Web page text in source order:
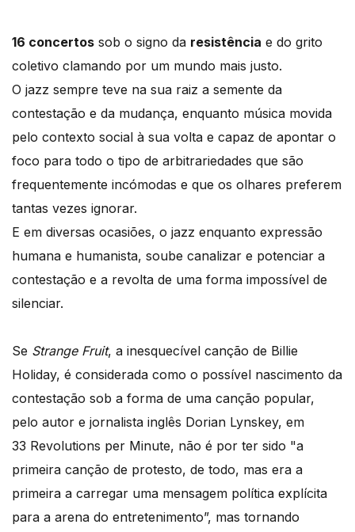
16 concertos sob o signo da resistência e do grito
coletivo clamando por um mundo mais justo.
O jazz sempre teve na sua raiz a semente da
contestação e da mudança, enquanto música movida
pelo contexto social à sua volta e capaz de apontar o
foco para todo o tipo de arbitrariedades que são
frequentemente incómodas e que os olhares preferem
tantas vezes ignorar.
E em diversas ocasiões, o jazz enquanto expressão
humana e humanista, soube canalizar e potenciar a
contestação e a revolta de uma forma impossível de
silenciar.
Se Strange Fruit, a inesquecível canção de Billie
Holiday, é considerada como o possível nascimento da
contestação sob a forma de uma canção popular,
pelo autor e jornalista inglês Dorian Lynskey, em
33 Revolutions per Minute, não é por ter sido "a
primeira canção de protesto, de todo, mas era a
primeira a carregar uma mensagem política explícita
para a arena do entretenimento”, mas tornando